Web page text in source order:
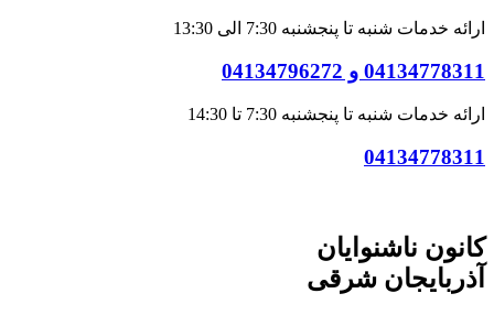
ارائه خدمات شنبه تا پنجشنبه 7:30 الی 13:30
04134778311 و 04134796272
ارائه خدمات شنبه تا پنجشنبه 7:30 تا 14:30
04134778311
کانون ناشنوایان
آذربایجان شرقی